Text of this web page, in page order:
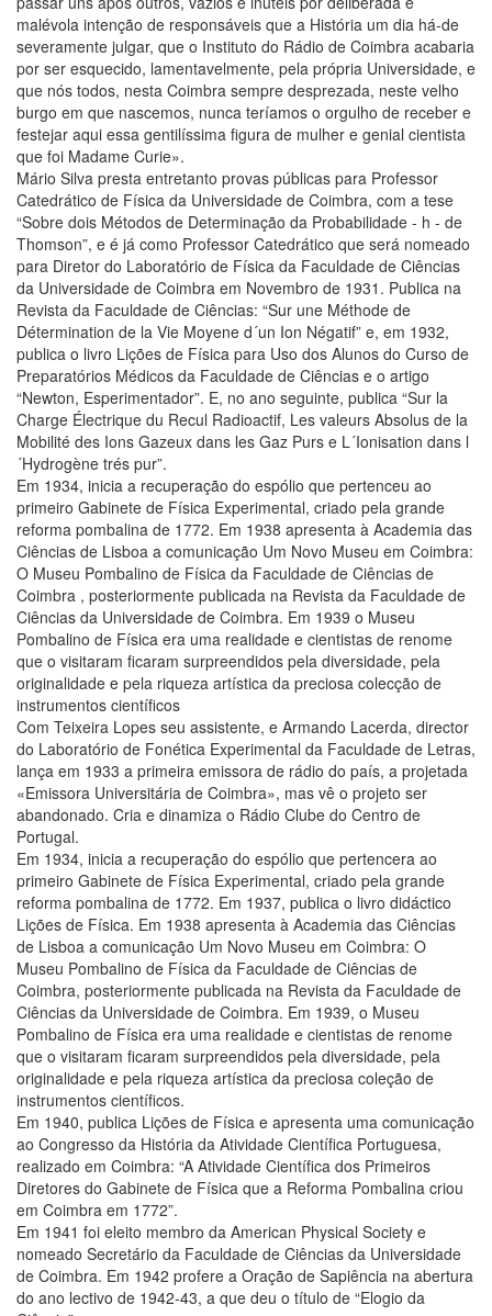
malévola intenção de responsáveis que a História um dia há-de
severamente julgar, que o Instituto do Rádio de Coimbra acabaria
por ser esquecido, lamentavelmente, pela própria Universidade, e
que nós todos, nesta Coimbra sempre desprezada, neste velho
burgo em que nascemos, nunca teríamos o orgulho de receber e
festejar aqui essa gentilíssima figura de mulher e genial cientista
que foi Madame Curie».
Mário Silva presta entretanto provas públicas para Professor
Catedrático de Física da Universidade de Coimbra, com a tese
“Sobre dois Métodos de Determinação da Probabilidade - h - de
Thomson”, e é já como Professor Catedrático que será nomeado
para Diretor do Laboratório de Física da Faculdade de Ciências
da Universidade de Coimbra em Novembro de 1931. Publica na
Revista da Faculdade de Ciências: “Sur une Méthode de
Détermination de la Vie Moyene d´un Ion Négatif” e, em 1932,
publica o livro Lições de Física para Uso dos Alunos do Curso de
Preparatórios Médicos da Faculdade de Ciências e o artigo
“Newton, Esperimentador”. E, no ano seguinte, publica “Sur la
Charge Électrique du Recul Radioactif, Les valeurs Absolus de la
Mobilité des Ions Gazeux dans les Gaz Purs e L´Ionisation dans l
´Hydrogène trés pur”.
Em 1934, inicia a recuperação do espólio que pertenceu ao
primeiro Gabinete de Física Experimental, criado pela grande
reforma pombalina de 1772. Em 1938 apresenta à Academia das
Ciências de Lisboa a comunicação Um Novo Museu em Coimbra:
O Museu Pombalino de Física da Faculdade de Ciências de
Coimbra , posteriormente publicada na Revista da Faculdade de
Ciências da Universidade de Coimbra. Em 1939 o Museu
Pombalino de Física era uma realidade e cientistas de renome
que o visitaram ficaram surpreendidos pela diversidade, pela
originalidade e pela riqueza artística da preciosa colecção de
instrumentos científicos
Com Teixeira Lopes seu assistente, e Armando Lacerda, director
do Laboratório de Fonética Experimental da Faculdade de Letras,
lança em 1933 a primeira emissora de rádio do país, a projetada
«Emissora Universitária de Coimbra», mas vê o projeto ser
abandonado. Cria e dinamiza o Rádio Clube do Centro de
Portugal.
Em 1934, inicia a recuperação do espólio que pertencera ao
primeiro Gabinete de Física Experimental, criado pela grande
reforma pombalina de 1772. Em 1937, publica o livro didáctico
Lições de Física. Em 1938 apresenta à Academia das Ciências
de Lisboa a comunicação Um Novo Museu em Coimbra: O
Museu Pombalino de Física da Faculdade de Ciências de
Coimbra, posteriormente publicada na Revista da Faculdade de
Ciências da Universidade de Coimbra. Em 1939, o Museu
Pombalino de Física era uma realidade e cientistas de renome
que o visitaram ficaram surpreendidos pela diversidade, pela
originalidade e pela riqueza artística da preciosa coleção de
instrumentos científicos.
Em 1940, publica Lições de Física e apresenta uma comunicação
ao Congresso da História da Atividade Científica Portuguesa,
realizado em Coimbra: “A Atividade Científica dos Primeiros
Diretores do Gabinete de Física que a Reforma Pombalina criou
em Coimbra em 1772”.
Em 1941 foi eleito membro da American Physical Society e
nomeado Secretário da Faculdade de Ciências da Universidade
de Coimbra. Em 1942 profere a Oração de Sapiência na abertura
do ano lectivo de 1942-43, a que deu o título de “Elogio da